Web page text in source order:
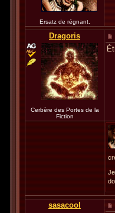
Ersatz de régnant.
Dragoris
Cerbère des Portes de la
Fiction
sasacool